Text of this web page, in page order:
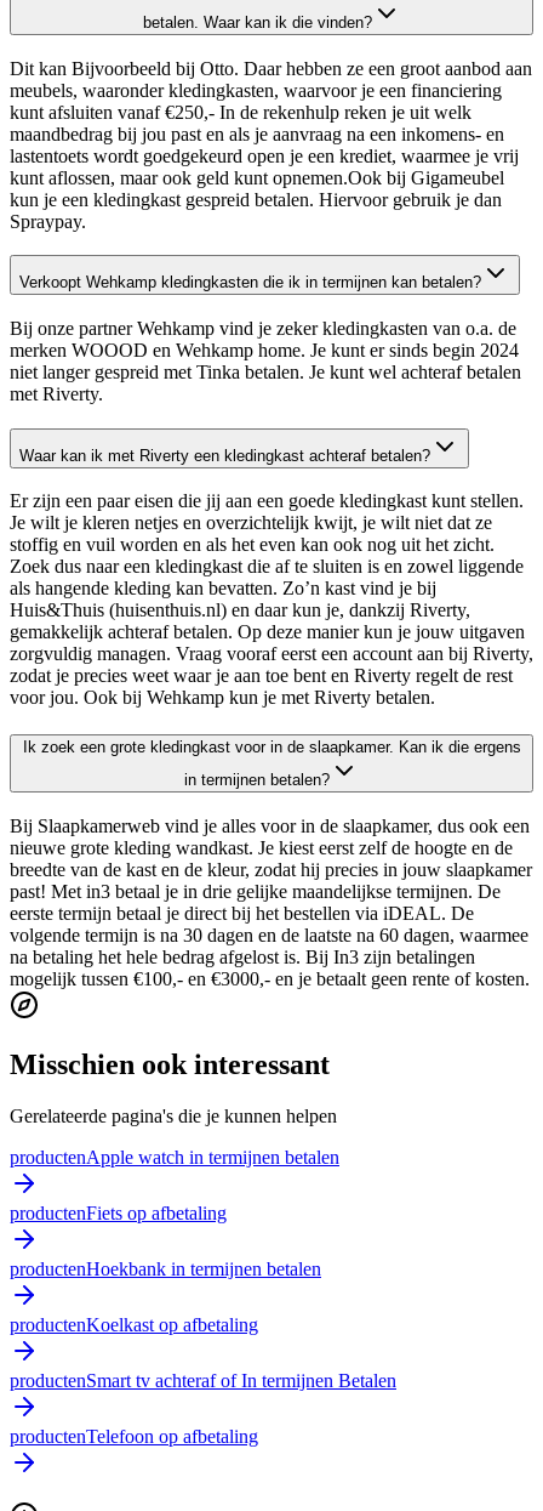
betalen. Waar kan ik die vinden?
Dit kan Bijvoorbeeld bij Otto. Daar hebben ze een groot aanbod aan
meubels, waaronder kledingkasten, waarvoor je een financiering
kunt afsluiten vanaf €250,- In de rekenhulp reken je uit welk
maandbedrag bij jou past en als je aanvraag na een inkomens- en
lastentoets wordt goedgekeurd open je een krediet, waarmee je vrij
kunt aflossen, maar ook geld kunt opnemen.Ook bij Gigameubel
kun je een kledingkast gespreid betalen. Hiervoor gebruik je dan
Spraypay.
Verkoopt Wehkamp kledingkasten die ik in termijnen kan betalen?
Bij onze partner Wehkamp vind je zeker kledingkasten van o.a. de
merken WOOOD en Wehkamp home. Je kunt er sinds begin 2024
niet langer gespreid met Tinka betalen. Je kunt wel achteraf betalen
met Riverty.
Waar kan ik met Riverty een kledingkast achteraf betalen?
Er zijn een paar eisen die jij aan een goede kledingkast kunt stellen.
Je wilt je kleren netjes en overzichtelijk kwijt, je wilt niet dat ze
stoffig en vuil worden en als het even kan ook nog uit het zicht.
Zoek dus naar een kledingkast die af te sluiten is en zowel liggende
als hangende kleding kan bevatten. Zo’n kast vind je bij
Huis&Thuis (huisenthuis.nl) en daar kun je, dankzij Riverty,
gemakkelijk achteraf betalen. Op deze manier kun je jouw uitgaven
zorgvuldig managen. Vraag vooraf eerst een account aan bij Riverty,
zodat je precies weet waar je aan toe bent en Riverty regelt de rest
voor jou. Ook bij Wehkamp kun je met Riverty betalen.
Ik zoek een grote kledingkast voor in de slaapkamer. Kan ik die ergens
in termijnen betalen?
Bij Slaapkamerweb vind je alles voor in de slaapkamer, dus ook een
nieuwe grote kleding wandkast. Je kiest eerst zelf de hoogte en de
breedte van de kast en de kleur, zodat hij precies in jouw slaapkamer
past! Met in3 betaal je in drie gelijke maandelijkse termijnen. De
eerste termijn betaal je direct bij het bestellen via iDEAL. De
volgende termijn is na 30 dagen en de laatste na 60 dagen, waarmee
na betaling het hele bedrag afgelost is. Bij In3 zijn betalingen
mogelijk tussen €100,- en €3000,- en je betaalt geen rente of kosten.
Misschien ook interessant
Gerelateerde pagina's die je kunnen helpen
productenApple watch in termijnen betalen
productenFiets op afbetaling
productenHoekbank in termijnen betalen
productenKoelkast op afbetaling
productenSmart tv achteraf of In termijnen Betalen
productenTelefoon op afbetaling